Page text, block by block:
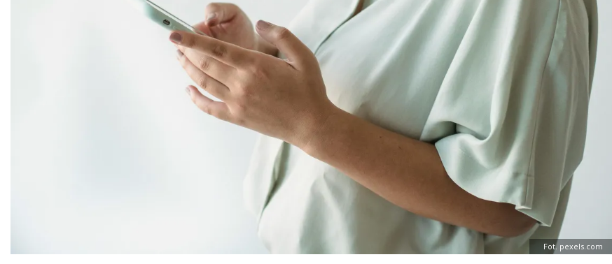
Fot. pexels.com